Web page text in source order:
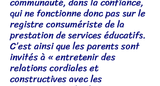
qui ne fonctionne donc pas sur le
registre consumériste de la
prestation de services éducatifs.
C’est ainsi que les parents sont
invités à « entretenir des
relations cordiales et
constructives avec les